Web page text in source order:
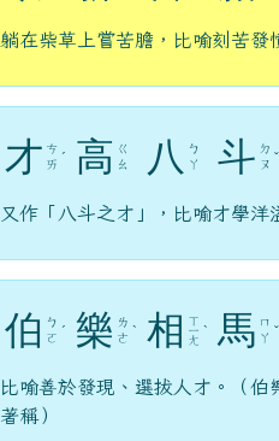
躺在柴草上嘗苦膽，比喻刻苦發
才 ㄘ
ㄞ ˊ 高 ㄍ
ㄠ
八
ㄅ
ㄚ
斗 ㄉ
ㄡ ˇ
又作「八斗之才」，比喻才學洋
伯 ㄅ
ㄛ ˊ 樂 ㄌ
ㄜ ˋ 相 ㄒ
ㄧ
ㄤ
ˋ 馬 ㄇ
ㄚ ˇ
比喻善於發現、選拔人才。（
著稱）